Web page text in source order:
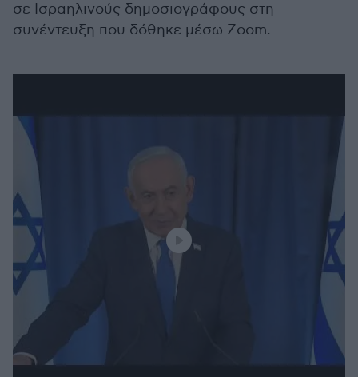
σε Ισραηλινούς δημοσιογράφους στη
συνέντευξη που δόθηκε μέσω Zoom.